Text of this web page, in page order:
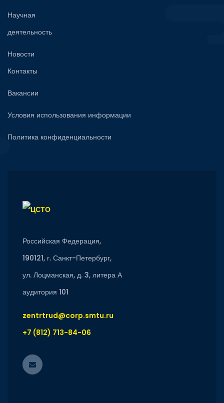
Научная
деятельность
Новости
Контакты
Вакансии
Условия использования информации
Политика конфиденциальности
Российская Федерация,
190121, г. Санкт-Петербург,
ул. Лоцманская, д. 3, литера А
аудитория 101
zentrtrud@corp.smtu.ru
+7 (812) 713-84-06